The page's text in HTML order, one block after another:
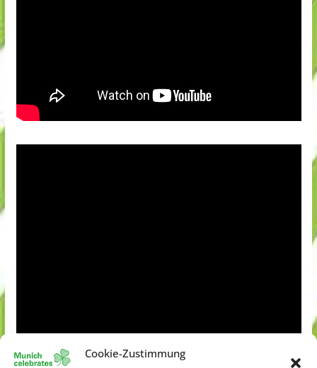
Cookie-Zustimmung